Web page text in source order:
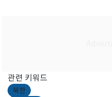
관련 키워드
북한